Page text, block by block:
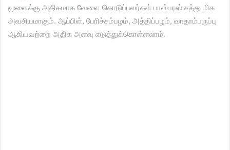
மூளைக்கு அதிகமாக வேளை கொடுப்பவர்கள் பாஸ்பரஸ் சத்து மிக
அவசியமாகும். ஆப்பிள், பேரிச்சம்பழம், அத்திப்பழம், வாதாம்பருப்பு
ஆகியவற்றை அதிக அளவு எடுத்துக்கொள்ளலாம்.